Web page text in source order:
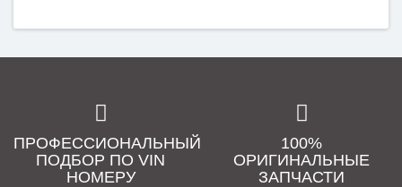
ПРОФЕССИОНАЛЬНЫЙ
ПОДБОР ПО VIN
НОМЕРУ
100%
ОРИГИНАЛЬНЫЕ
ЗАПЧАСТИ